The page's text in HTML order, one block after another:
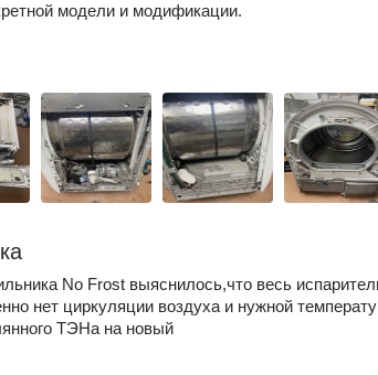
модели и модификации.
No Frost выяснилось,что весь
нет циркуляции воздуха и нужной
ТЭНа на новый